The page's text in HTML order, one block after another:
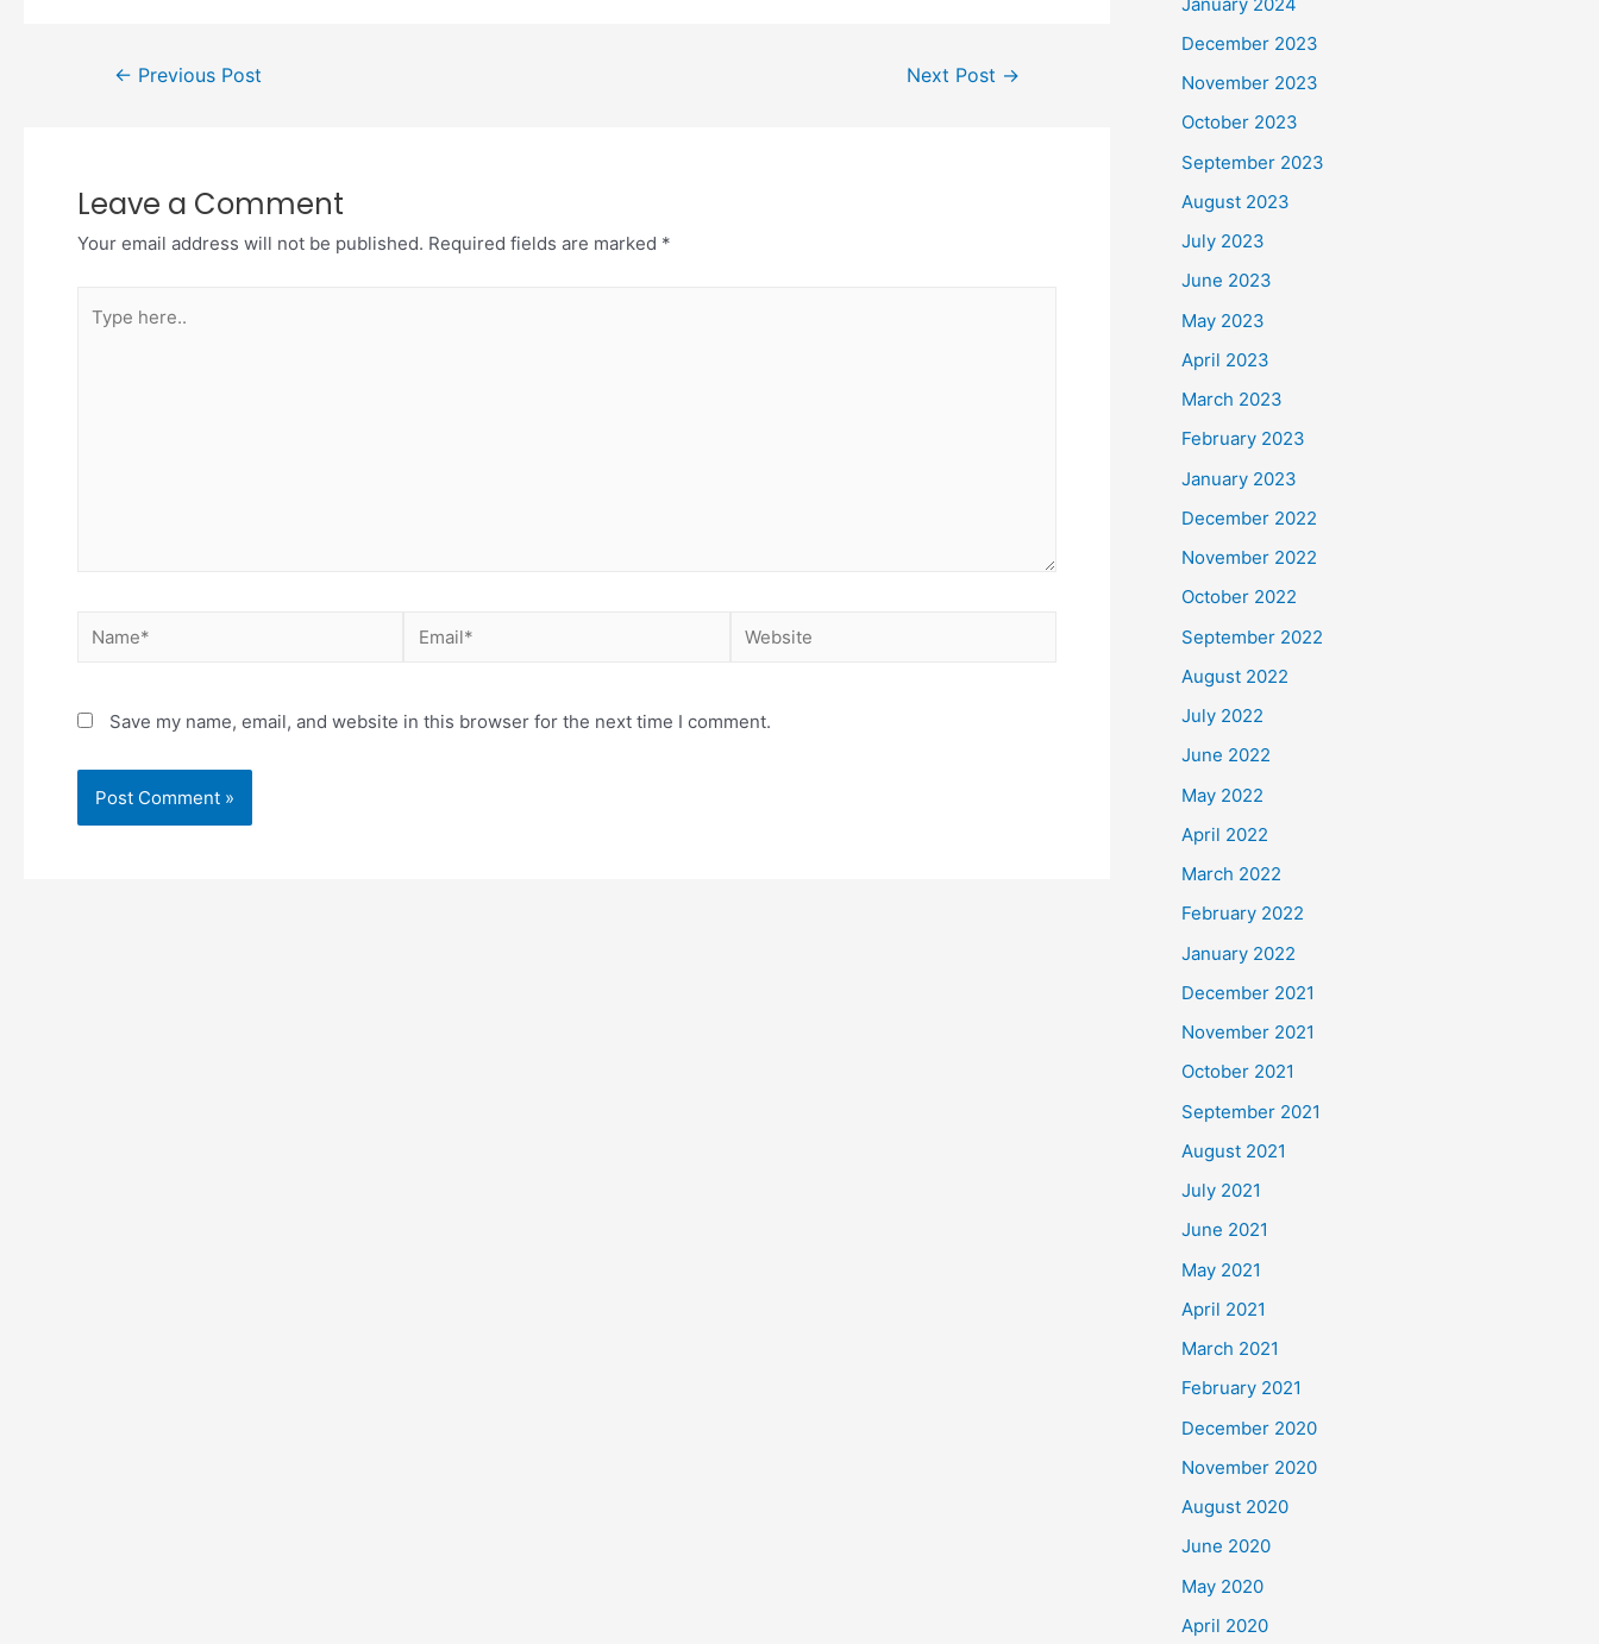
← Previous Post Next Post →
Leave a Comment
Your email address will not be published. Required fields are marked *
Save my name, email, and website in this browser for the next time I comment.
December 2023
November 2023
October 2023
September 2023
August 2023
July 2023
June 2023
May 2023
April 2023
March 2023
February 2023
January 2023
December 2022
November 2022
October 2022
September 2022
August 2022
July 2022
June 2022
May 2022
April 2022
March 2022
February 2022
January 2022
December 2021
November 2021
October 2021
September 2021
August 2021
July 2021
June 2021
May 2021
April 2021
March 2021
February 2021
December 2020
November 2020
August 2020
June 2020
May 2020
April 2020